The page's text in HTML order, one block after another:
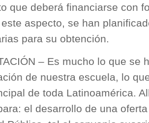
que deberá financiarse con
aspecto, se han
para su obtención.
– Es mucho lo que se
de nuestra escuela, lo
de toda Latinoamérica.
el desarrollo de una